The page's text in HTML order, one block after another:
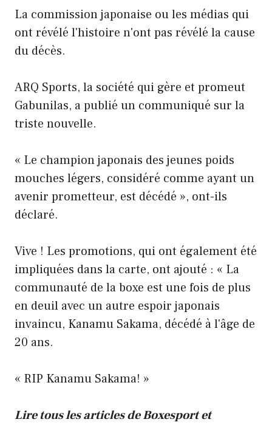
La commission japonaise ou les médias qui
ont révélé l'histoire n'ont pas révélé la cause
du décès.
ARQ Sports, la société qui gère et promeut
Gabunilas, a publié un communiqué sur la
triste nouvelle.
« Le champion japonais des jeunes poids
mouches légers, considéré comme ayant un
avenir prometteur, est décédé », ont-ils
déclaré.
Vive ! Les promotions, qui ont également été
impliquées dans la carte, ont ajouté : « La
communauté de la boxe est une fois de plus
en deuil avec un autre espoir japonais
invaincu, Kanamu Sakama, décédé à l'âge de
20 ans.
« RIP Kanamu Sakama! »
Lire tous les articles de Boxesportet